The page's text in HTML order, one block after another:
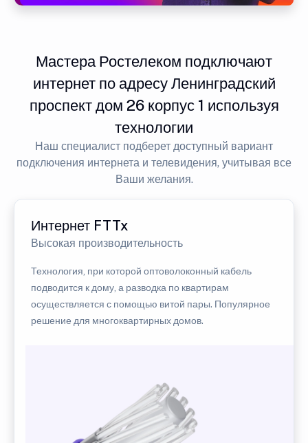
Мастера Ростелеком подключают
интернет по адресу Ленинградский
проспект дом 26 корпус 1 используя
технологии
Наш специалист подберет доступный вариант
подключения интернета и телевидения, учитывая все
Ваши желания.
Интернет FTTx
Высокая производительность
Технология, при которой оптоволоконный кабель
подводится к дому, а разводка по квартирам
осуществляется с помощью витой пары. Популярное
решение для многоквартирных домов.